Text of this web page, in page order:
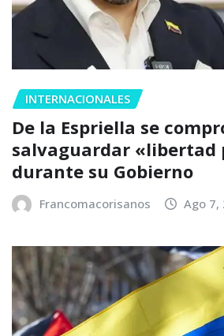
INTERNACIONALES
De la Espriella se
salvaguardar «libertad
durante su Gobierno
Francomacorisanos Ago 7,